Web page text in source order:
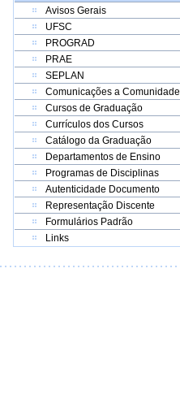
Avisos Gerais
UFSC
PROGRAD
PRAE
SEPLAN
Comunicações a Comunidade
Cursos de Graduação
Currículos dos Cursos
Catálogo da Graduação
Departamentos de Ensino
Programas de Disciplinas
Autenticidade Documento
Representação Discente
Formulários Padrão
Links